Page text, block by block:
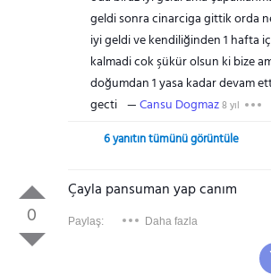
geldi sonra cinarciga gittik orda
iyi geldi ve kendiliğinden 1 hafta
kalmadi cok şükür olsun ki bize
doğumdan 1 yasa kadar devam
gecti
Cansu Dogmaz8 yıl
6 yanıtın tümünü görüntüle
0
Çayla pansuman yap canım
Paylaş: Daha fazla